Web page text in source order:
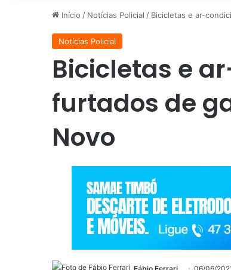
Início / Notícias Policial / Bicicletas e ar-
Notícias Policial
Bicicletas e
furtados de
Novo
Fábio Ferrari 06/06/